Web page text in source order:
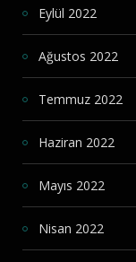
Eylül 2022
Ağustos 2022
Temmuz 2022
Haziran 2022
Mayıs 2022
Nisan 2022